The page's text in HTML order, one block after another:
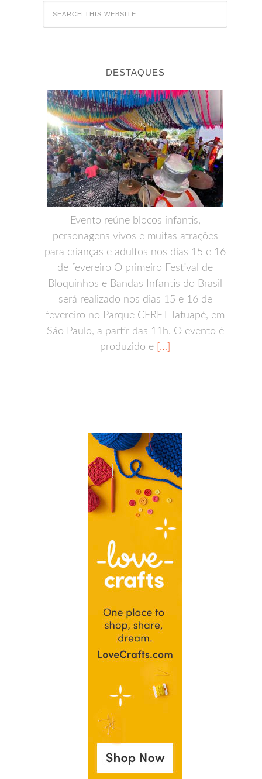
DESTAQUES
Evento reúne blocos infantis,
personagens vivos e muitas atrações
para crianças e adultos nos dias 15 e 16
de fevereiro O primeiro Festival de
Bloquinhos e Bandas Infantis do Brasil
será realizado nos dias 15 e 16 de
fevereiro no Parque CERET Tatuapé, em
São Paulo, a partir das 11h. O evento é
produzido e […]